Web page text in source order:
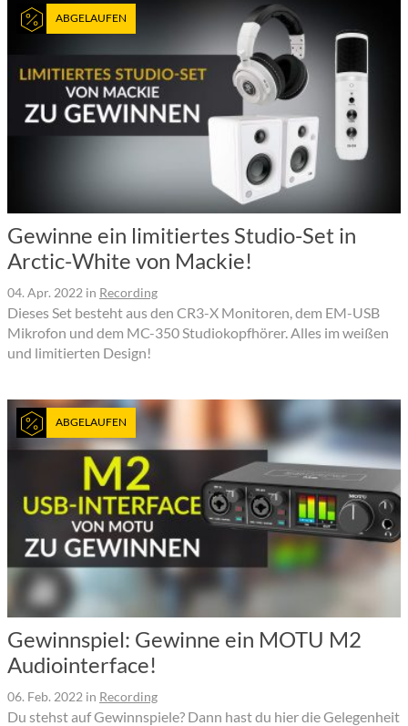
ABGELAUFEN
Gewinne ein limitiertes Studio-Set in
Arctic-White von Mackie!
04. Apr. 2022 in Recording
Dieses Set besteht aus den CR3-X Monitoren, dem EM-USB
Mikrofon und dem MC-350 Studiokopfhörer. Alles im weißen
und limitierten Design!
ABGELAUFEN
Gewinnspiel: Gewinne ein MOTU M2
Audiointerface!
06. Feb. 2022 in Recording
Du stehst auf Gewinnspiele? Dann hast du hier die Gelegenheit